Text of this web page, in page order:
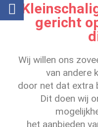
gericht
Wij willen ons
van andere
door net dat extra
Dit doen wij
het aanbieden